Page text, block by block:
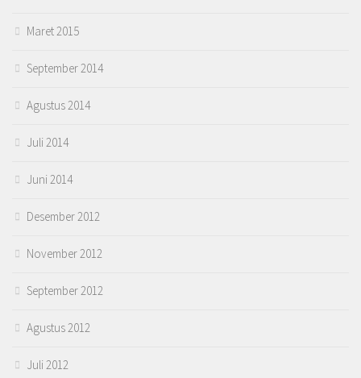
Maret 2015
September 2014
Agustus 2014
Juli 2014
Juni 2014
Desember 2012
November 2012
September 2012
Agustus 2012
Juli 2012